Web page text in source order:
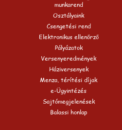
munkarend
Osztályaink
Csengetési rend
Elektronikus ellenőrző
Pályázatok
Versenyeredmények
Háziversenyek
Menza, térítési díjak
e-Ügyintézés
Sajtómegjelenések
Balassi honlap